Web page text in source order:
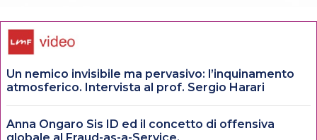
Un nemico invisibile ma pervasivo: l’inquinamento
atmosferico. Intervista al prof. Sergio Harari
Anna Ongaro Sis ID ed il concetto di offensiva